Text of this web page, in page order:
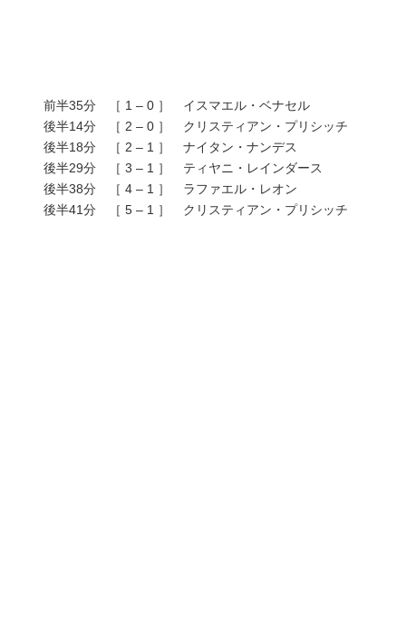
前半35分 ［ 1 – 0 ］ イスマエル・ベナセル
後半14分 ［ 2 – 0 ］ クリスティアン・プリシッチ
後半18分 ［ 2 – 1 ］ ナイタン・ナンデス
後半29分 ［ 3 – 1 ］ ティヤニ・レインダース
後半38分 ［ 4 – 1 ］ ラファエル・レオン
後半41分 ［ 5 – 1 ］ クリスティアン・プリシッチ